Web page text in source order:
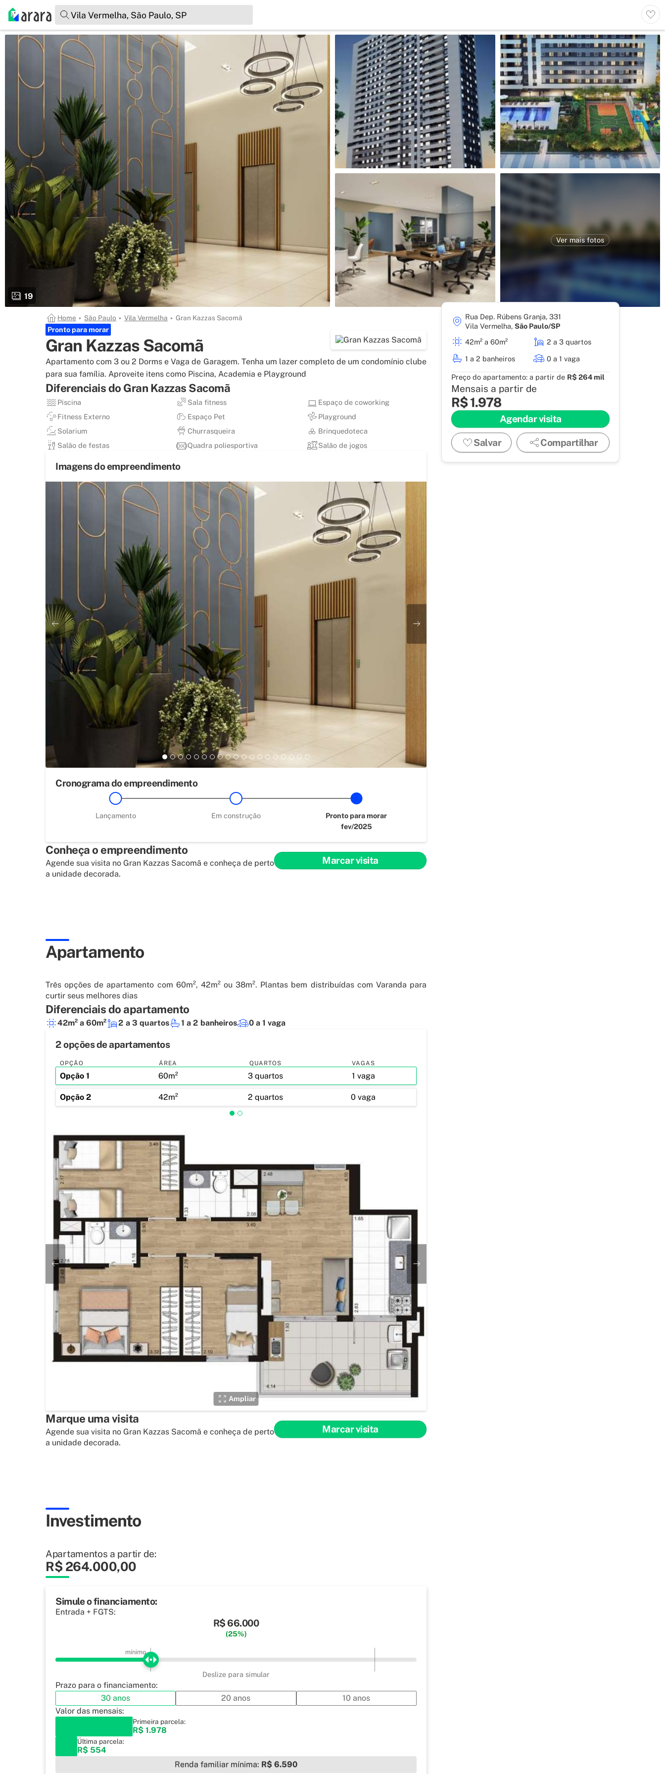
Vila Vermelha, São Paulo, SP
total de fotos
Ver mais fotos
19
Pronto para morar
Gran Kazzas Sacomã
Rua Dep. Rúbens Granja, 331
Vila Vermelha, São Paulo/SP
42m² a 60m²
2 a 3 quartos
1 a 2 banheiros
0 a 1 vaga
Preço do apartamento: a partir de R$ 264 mil
Mensais a partir de
R$ 1.978
Agendar visita
Salvar Compartilhar
Home São Paulo Vila Vermelha Gran Kazzas Sacomã
Pronto para morar
Gran Kazzas Sacomã
Apartamento com 3 ou 2 Dorms e Vaga de Garagem. Tenha um lazer completo de um condomínio clube
para sua família. Aproveite itens como Piscina, Academia e Playground
Diferenciais do Gran Kazzas Sacomã
Piscina Sala fitness
Espaço de coworking
Fitness Externo
Espaço Pet
Playground
Solarium
Churrasqueira
Brinquedoteca
Salão de festas
Quadra poliesportiva Salão de jogos
Imagens do empreendimento
Cronograma do empreendimento
Lançamento Em construção
Pronto para morar
fev/2025
Conheça o empreendimento
Agende sua visita no Gran Kazzas Sacomã e conheça de perto
a unidade decorada.
Marcar visita
Apartamento
Três opções de apartamento com 60m², 42m² ou 38m². Plantas bem distribuídas com Varanda para
curtir seus melhores dias
Diferenciais do apartamento
42m² a 60m² 2 a 3 quartos 1 a 2 banheiros 0 a 1 vaga
2 opções de apartamentos
OPÇÃO ÁREA QUARTOS VAGAS
Opção 1 60m² 3 quartos 1 vaga
Opção 2 42m² 2 quartos 0 vaga
Ampliar
Marque uma visita
Agende sua visita no Gran Kazzas Sacomã e conheça de perto
a unidade decorada.
Marcar visita
Investimento
Apartamentos a partir de:
R$ 264.000,00
Simule o financiamento:
Entrada + FGTS:
R$ 66.000
(25%)
mínimo
Deslize para simular
Prazo para o financiamento:
30 anos
20 anos
10 anos
Valor das mensais:
Primeira parcela:
R$ 1.978
Última parcela:
R$ 554
Renda familiar mínima: R$ 6.590